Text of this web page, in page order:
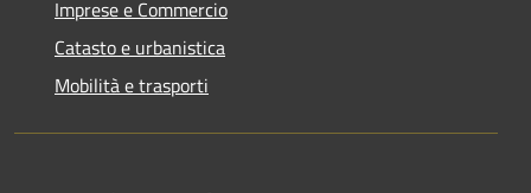
Imprese e Commercio
Catasto e urbanistica
Mobilità e trasporti